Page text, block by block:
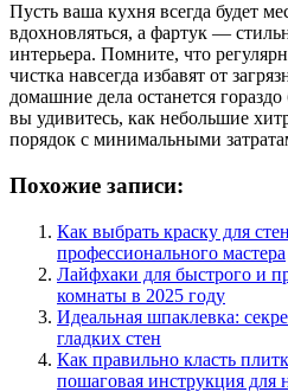
Пусть ваша кухня всегда будет
вдохновляться, а фартук —
интерьера. Помните, что
чистка навсегда избавят от
домашние дела останется
вы удивитесь, как небольшие
порядок с минимальными
Похожие записи:
Как выбрать краску для
профессионального мастера
Лайфхаки для быстрого и
комнаты в 2025 году
Идеальная шпаклевка:
гладких стен
Как правильно класть
пошаговая инструкция для